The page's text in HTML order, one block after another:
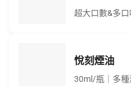
超大口數&多
悅刻煙油
30ml/瓶｜多種